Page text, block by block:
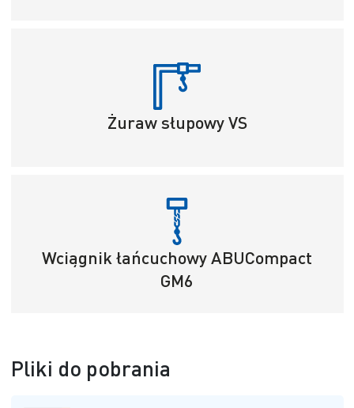
Żuraw słupowy VS
Wciągnik łańcuchowy ABUCompact
GM6
Pliki do pobrania